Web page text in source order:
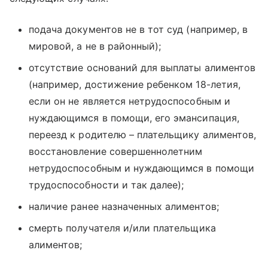
подача документов не в тот суд (например, в
мировой, а не в районный);
отсутствие оснований для выплаты алиментов
(например, достижение ребенком 18-летия,
если он не является нетрудоспособным и
нуждающимся в помощи, его эмансипация,
переезд к родителю – плательщику алиментов,
восстановление совершеннолетним
нетрудоспособным и нуждающимся в помощи
трудоспособности и так далее);
наличие ранее назначенных алиментов;
смерть получателя и/или плательщика
алиментов;